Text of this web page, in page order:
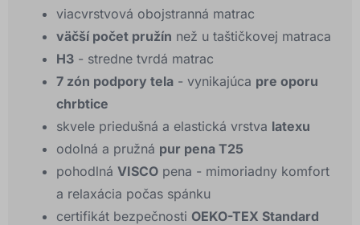
viacvrstvová obojstranná matrac
väčší počet pružín než u taštičkovej matraca
H3 - stredne tvrdá matrac
7 zón podpory tela - vynikajúca pre oporu
chrbtice
skvele priedušná a elastická vrstva latexu
odolná a pružná pur pena T25
pohodlná VISCO pena - mimoriadny komfort
a relaxácia počas spánku
certifikát bezpečnosti OEKO-TEX Standard